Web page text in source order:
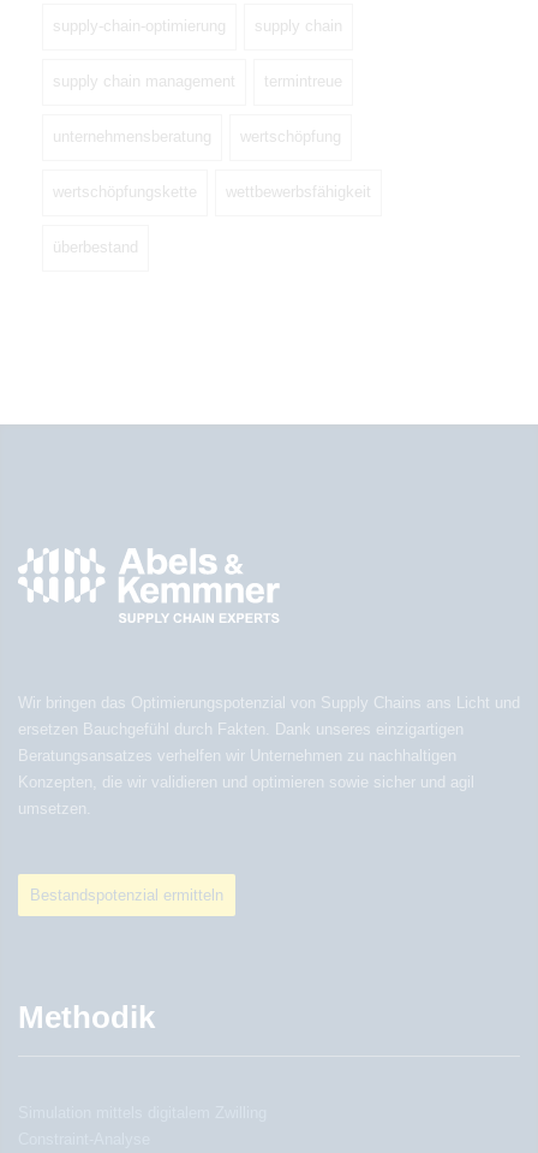
supply-chain-optimierung supply chain
supply chain management termintreue
unternehmensberatung wertschöpfung
wertschöpfungskette wettbewerbsfähigkeit
überbestand
Wir bringen das Optimierungspotenzial von Supply Chains ans Licht und
ersetzen Bauchgefühl durch Fakten. Dank unseres einzigartigen
Beratungsansatzes verhelfen wir Unternehmen zu nachhaltigen
Konzepten, die wir validieren und optimieren sowie sicher und agil
umsetzen.
Bestandspotenzial ermitteln
Methodik